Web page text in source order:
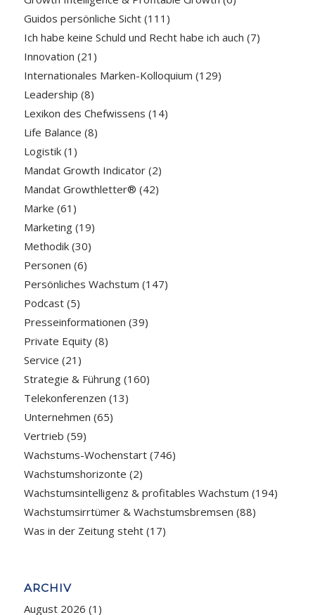
Guidos persönliche Sicht(111)
Ich habe keine Schuld und Recht habe ich auch (7)
Innovation (21)
Internationales Marken-Kolloquium (129)
Leadership (8)
Lexikon des Chefwissens (14)
Life Balance (8)
Logistik(1)
Mandat Growth Indicator(2)
Mandat Growthletter® (42)
Marke (61)
Marketing(19)
Methodik(30)
Personen (6)
Persönliches Wachstum (147)
Podcast(5)
Presseinformationen (39)
Private Equity(8)
Service (21)
Strategie & Führung(160)
Telekonferenzen (13)
Unternehmen (65)
Vertrieb (59)
Wachstums-Wochenstart(746)
Wachstumshorizonte (2)
Wachstumsintelligenz & profitables Wachstum (194)
Wachstumsirrtümer & Wachstumsbremsen (88)
Was in der Zeitung steht(17)
ARCHIV
August 2026 (1)